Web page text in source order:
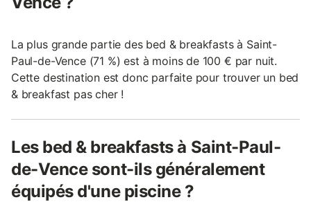
La plus grande partie des bed & breakfasts à Saint-
Paul-de-Vence (71 %) est à moins de 100 € par nuit.
Cette destination est donc parfaite pour trouver un bed
& breakfast pas cher !
Les bed & breakfasts à Saint-Paul-
de-Vence sont-ils généralement
équipés d'une piscine ?